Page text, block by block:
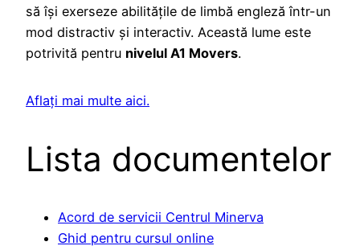
să își exerseze abilitățile de limbă engleză într-un
mod distractiv și interactiv. Această lume este
potrivită pentru nivelul A1 Movers.
Aflați mai multe aici.
Lista documentelor
Acord de servicii Centrul Minerva
Ghid pentru cursul online